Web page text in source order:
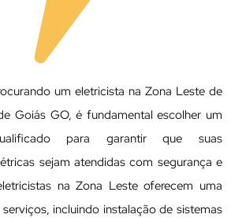
um eletricista na Zona Leste de
Goiás GO, é fundamental escolher um
para garantir que suas
sejam atendidas com segurança e
na Zona Leste oferecem uma
incluindo instalação de sistemas